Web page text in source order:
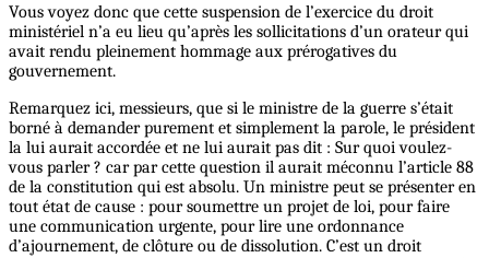
Vous voyez donc que cette suspension de l’exercice du droit
ministériel n’a eu lieu qu’après les sollicitations d’un orateur qui
avait rendu pleinement hommage aux prérogatives du
gouvernement.
Remarquez ici, messieurs, que si le ministre de la guerre s’était
borné à demander purement et simplement la parole, le président
la lui aurait accordée et ne lui aurait pas dit : Sur quoi voulez-
vous parler ? car par cette question il aurait méconnu l’article 88
de la constitution qui est absolu. Un ministre peut se présenter en
tout état de cause : pour soumettre un projet de loi, pour faire
une communication urgente, pour lire une ordonnance
d’ajournement, de clôture ou de dissolution. C’est un droit